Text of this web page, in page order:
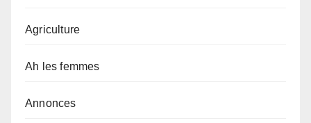
Agriculture
Ah les femmes
Annonces